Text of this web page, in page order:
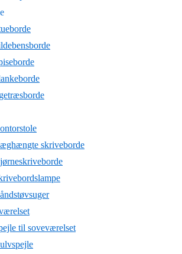
skriveborde
til soveværelset